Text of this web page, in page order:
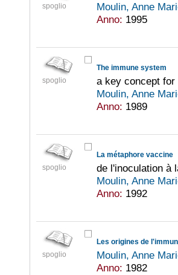
spoglio
Moulin, Anne
Anno: 1995
spoglio
The immune system
a key concept
Moulin, Anne
Anno: 1989
spoglio
La métaphore vaccine
de l'inoculation à
Moulin, Anne
Anno: 1992
spoglio
Les origines de
Moulin, Anne
Anno: 1982